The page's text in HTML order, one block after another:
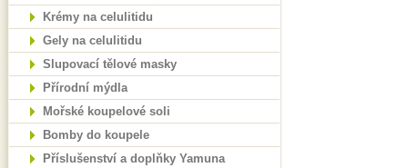
Krémy na celulitidu
Gely na celulitidu
Slupovací tělové masky
Přírodní mýdla
Mořské koupelové soli
Bomby do koupele
Příslušenství a doplňky Yamuna